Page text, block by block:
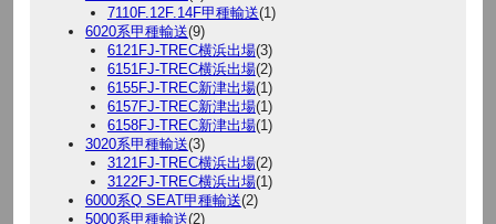
7110F.12F.14F甲種輸送(1)
6020系甲種輸送(9)
6121FJ-TREC横浜出場(3)
6151FJ-TREC横浜出場(2)
6155FJ-TREC新津出場(1)
6157FJ-TREC新津出場(1)
6158FJ-TREC新津出場(1)
3020系甲種輸送(3)
3121FJ-TREC横浜出場(2)
3122FJ-TREC横浜出場(1)
6000系Q SEAT甲種輸送(2)
5000系甲種輸送(2)